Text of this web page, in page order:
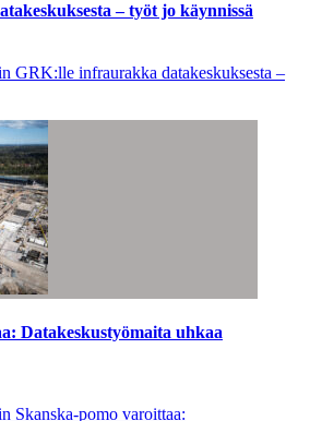
– työt jo käynnissä
GRK:lle infraurakka datakeskuksesta –
Datakeskustyömaita uhkaa
Skanska-pomo varoittaa: